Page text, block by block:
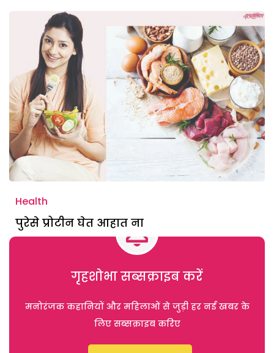
Health
पुरेसे प्रोटीन घेत आहात ना
गृहशोभा सब्सक्राइब करें
मनोरंजक कहानियों और महिलाओं से जुड़ी हर नई खबर के
लिए सब्सक्राइब करिए